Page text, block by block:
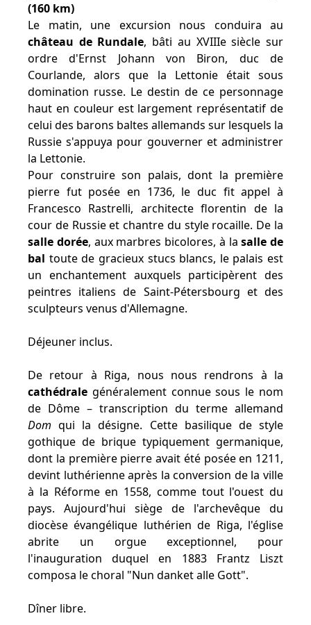
(160 km)
Le matin, une excursion nous conduira au
château de Rundale, bâti au XVIIIe siècle sur
ordre d'Ernst Johann von Biron, duc de
Courlande, alors que la Lettonie était sous
domination russe. Le destin de ce personnage
haut en couleur est largement représentatif de
celui des barons baltes allemands sur lesquels la
Russie s'appuya pour gouverner et administrer
la Lettonie.
Pour construire son palais, dont la première
pierre fut posée en 1736, le duc fit appel à
Francesco Rastrelli, architecte florentin de la
cour de Russie et chantre du style rocaille. De la
salle dorée, aux marbres bicolores, à lasalle de
bal toute de gracieux stucs blancs, le palais est
un enchantement auxquels participèrent des
peintres italiens de Saint-Pétersbourg et des
sculpteurs venus d'Allemagne.
Déjeuner inclus.
De retour à Riga, nous nous rendrons à la
cathédrale généralement connue sous le nom
de Dôme – transcription du terme allemand
Dom qui la désigne. Cette basilique de style
gothique de brique typiquement germanique,
dont la première pierre avait été posée en 1211,
devint luthérienne après la conversion de la ville
à la Réforme en 1558, comme tout l'ouest du
pays. Aujourd'hui siège de l'archevêque du
diocèse évangélique luthérien de Riga, l'église
abrite un orgue exceptionnel, pour
l'inauguration duquel en 1883 Frantz Liszt
composa le choral "Nun danket alle Gott".
Dîner libre.